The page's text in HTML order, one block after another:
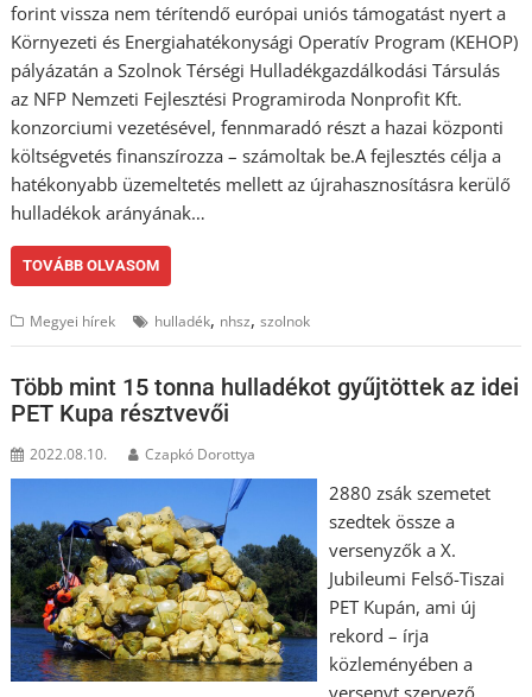
forint vissza nem térítendő európai uniós támogatást nyert a
Környezeti és Energiahatékonysági Operatív Program (KEHOP)
pályázatán a Szolnok Térségi Hulladékgazdálkodási Társulás
az NFP Nemzeti Fejlesztési Programiroda Nonprofit Kft.
konzorciumi vezetésével, fennmaradó részt a hazai központi
költségvetés finanszírozza – számoltak be.A fejlesztés célja a
hatékonyabb üzemeltetés mellett az újrahasznosításra kerülő
hulladékok arányának…
TOVÁBB OLVASOM
Megyei hírek hulladék, nhsz,szolnok
Több mint 15 tonna hulladékot gyűjtöttek az idei
PET Kupa résztvevői
2022.08.10. Czapkó Dorottya
2880 zsák szemetet
szedtek össze a
versenyzők a X.
Jubileumi Felső-Tiszai
PET Kupán, ami új
rekord – írja
közleményében a
versenyt szervező